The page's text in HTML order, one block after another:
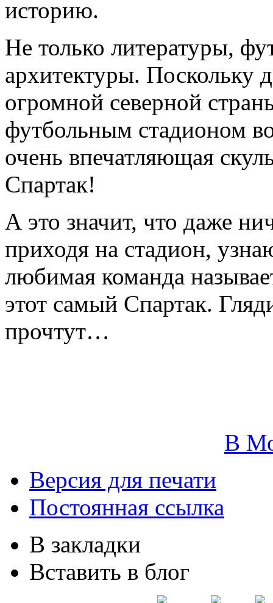
историю.
Не только литературы,
архитектуры. Поскольку
огромной северной
футбольным стадионом
очень впечатляющая
Спартак!
А это значит, что даже
приходя на стадион,
любимая команда
этот самый Спартак.
прочтут…
В
Версия для печати
Постоянная ссылка
В закладки
Вставить в блог